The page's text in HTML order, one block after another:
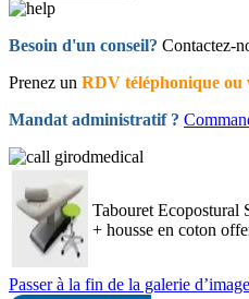
Besoin d'un conseil? Contactez-
Prenez un RDV téléphonique ou
Mandat administratif ?
Tabouret Ecopostural
+ housse en coton
Passer à la fin de la galerie